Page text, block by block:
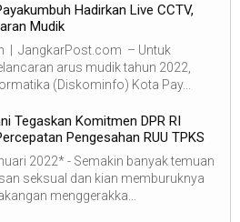
Hadirkan Live CCTV,
Mudik
| JangkarPost.com – Untuk
arus mudik tahun 2022,
(Diskominfo) Kota Pay...
Tegaskan Komitmen DPR RI
Pengesahan RUU TPKS
2022* - Semakin banyak temuan
seksual dan kian memburuknya
menggerakka...